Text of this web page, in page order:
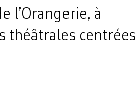
l’Orangerie, à
théâtrales centrées